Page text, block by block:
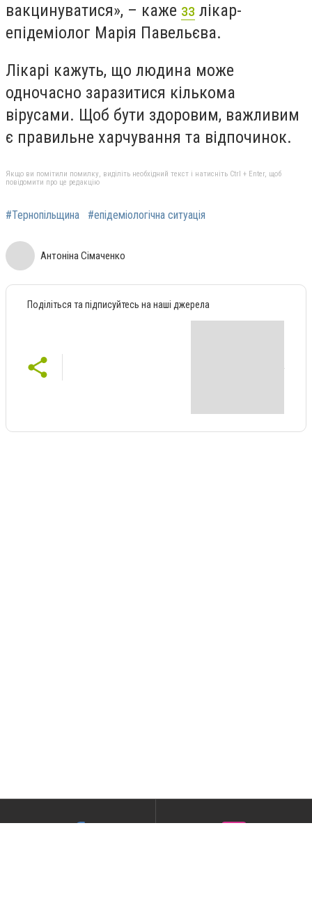
вакцинуватися», – каже зз лікар-
епідеміолог Марія Павельєва.
Лікарі кажуть, що людина може
одночасно заразитися кількома
вірусами. Щоб бути здоровим, важливим
є правильне харчування та відпочинок.
Якщо ви помітили помилку, виділіть необхідний текст і натисніть Ctrl + Enter, щоб
повідомити про це редакцію
#Тернопільщина #епідеміологічна ситуація
Антоніна Сімаченко
Поділіться та підписуйтесь на наші джерела